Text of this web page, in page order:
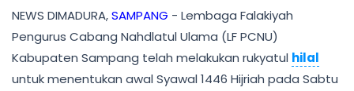
NEWS DIMADURA,SAMPANG - Lembaga Falakiyah
Pengurus Cabang Nahdlatul Ulama (LF PCNU)
Kabupaten Sampang telah melakukan rukyatul hilal
untuk menentukan awal Syawal 1446 Hijriah pada Sabtu